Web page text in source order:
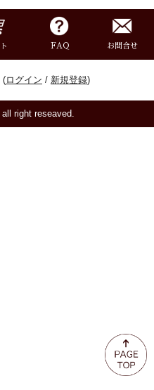
FAQ お問合せ
(ログイン / 新規登録)
right reseaved.